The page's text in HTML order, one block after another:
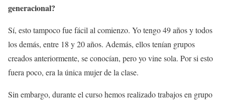
generacional?
Sí, esto tampoco fue fácil al comienzo. Yo tengo 49 años y todos
los demás, entre 18 y 20 años. Además, ellos tenían grupos
creados anteriormente, se conocían, pero yo vine sola. Por si esto
fuera poco, era la única mujer de la clase.
Sin embargo, durante el curso hemos realizado trabajos en grupo